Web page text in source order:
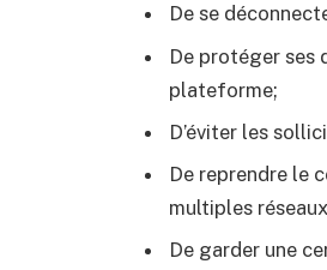
De se
De protéger ses
plateforme;
D’éviter les
De reprendre le
multiples
De garder une